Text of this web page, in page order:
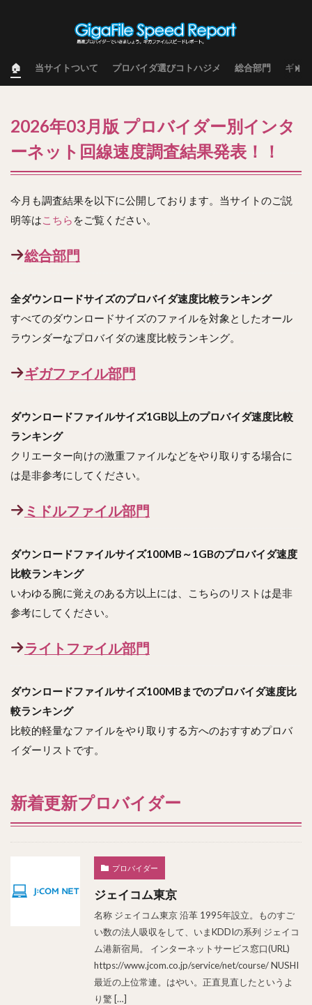
🏠 当サイトついて プロバイダ選びコトハジメ 総合部門 ギガ
2026年03月版 プロバイダー別インタ
ーネット回線速度調査結果発表！！
今月も調査結果を以下に公開しております。当サイトのご説
明等は こちら をご覧ください。
総合部門
全ダウンロードサイズのプロバイダ速度比較ランキング
すべてのダウンロードサイズのファイルを対象としたオール
ラウンダーなプロバイダの速度比較ランキング。
ギガファイル部門
ダウンロードファイルサイズ1GB以上のプロバイダ速度比較
ランキング
クリエーター向けの激重ファイルなどをやり取りする場合に
は是非参考にしてください。
ミドルファイル部門
ダウンロードファイルサイズ100MB～1GBのプロバイダ速度
比較ランキング
いわゆる腕に覚えのある方以上には、こちらのリストは是非
参考にしてください。
ライトファイル部門
ダウンロードファイルサイズ100MBまでのプロバイダ速度比
較ランキング
比較的軽量なファイルをやり取りする方へのおすすめプロバ
イダーリストです。
新着更新プロバイダー
プロバイダー
ジェイコム東京
名称 ジェイコム東京 沿革 1995年設立。ものすご
い数の法人吸収をして、いまKDDIの系列 ジェイコ
ム港新宿局。 インターネットサービス窓口(URL)
https://www.jcom.co.jp/service/net/course/ NUSHI
最近の上位常連。はやい。正直見直したというよ
り驚 […]